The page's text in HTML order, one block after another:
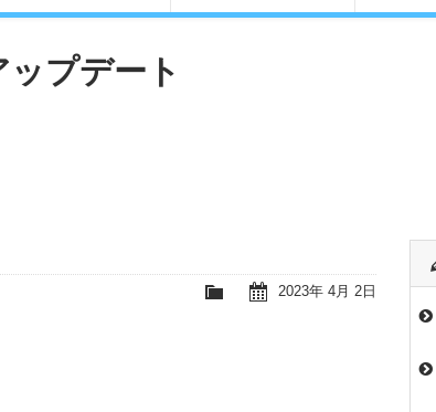
ップデート
2023年 4月 2日